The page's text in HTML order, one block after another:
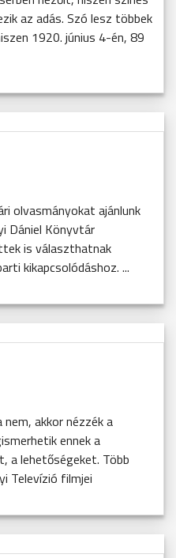
az adás. Szó lesz többek
1920. június 4-én, 89
olvasmányokat ajánlunk
Dániel Könyvtár
is választhatnak
kikapcsolódáshoz. ...
akkor nézzék a
ennek a
a lehetőségeket. Több
Televízió filmjei